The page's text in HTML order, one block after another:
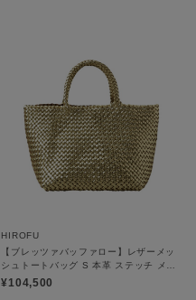
HIROFU
【ブレッツァバッファロー】レザーメッ
シュトートバッグ S 本革 ステッチ メタ
リック（商品番号：P25-36416）
¥104,500